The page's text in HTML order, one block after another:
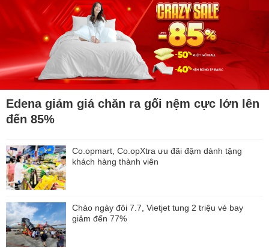
Edena giảm giá chăn ra gối nệm cực lớn lên
đến 85%
Co.opmart, Co.opXtra ưu đãi đậm dành tặng
khách hàng thành viên
Chào ngày đôi 7.7, Vietjet tung 2 triệu vé bay
giảm đến 77%